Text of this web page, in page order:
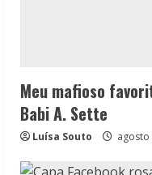
Meu mafioso
Babi A. Sette
Luísa Souto agosto